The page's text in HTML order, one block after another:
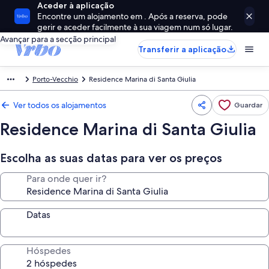
Aceder à aplicação
Encontre um alojamento em . Após a reserva, pode
gerir e aceder facilmente à sua viagem num só lugar.
Avançar para a secção principal
Transferir a aplicação
Porto-Vecchio Residence Marina di Santa Giulia
Ver todos os alojamentos Guardar
Residence Marina di Santa Giulia
Escolha as suas datas para ver os preços
Para onde quer ir?
Datas
Hóspedes